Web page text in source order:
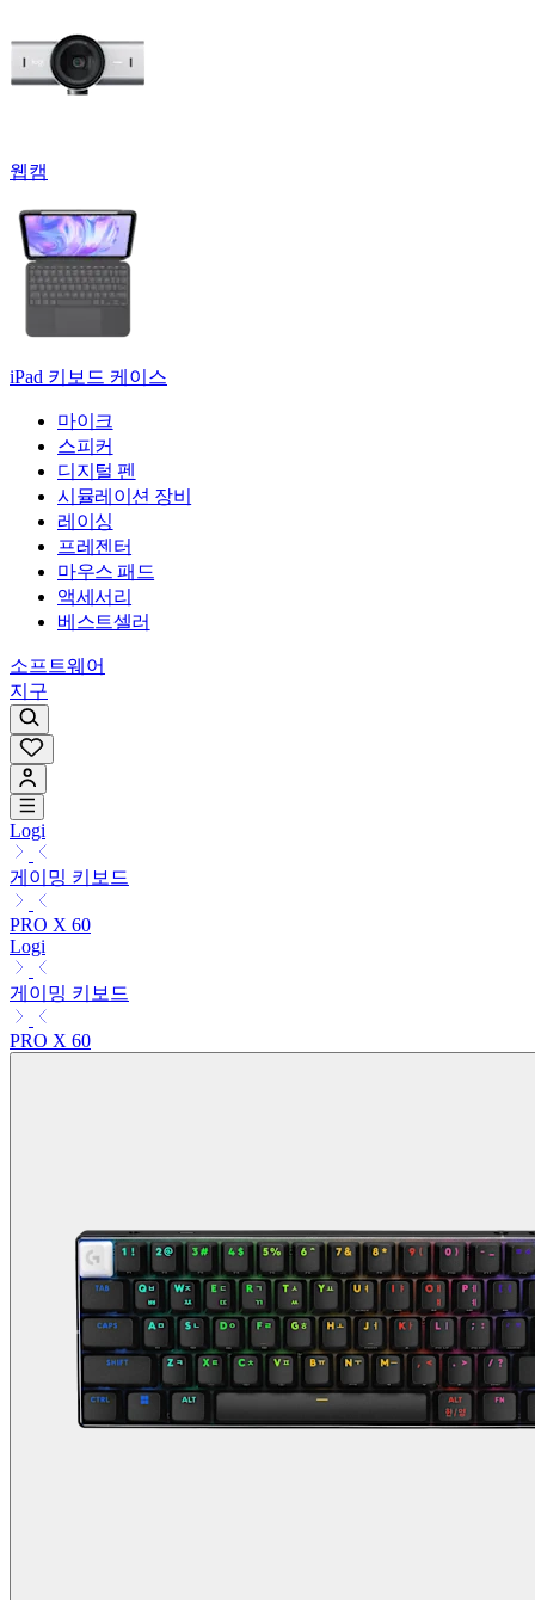
웹캠
iPad 키보드 케이스
마이크
스피커
디지털 펜
시뮬레이션 장비
레이싱
프레젠터
마우스 패드
액세서리
베스트셀러
소프트웨어
지구
Logi
게이밍 키보드
PRO X 60
Logi
게이밍 키보드
PRO X 60